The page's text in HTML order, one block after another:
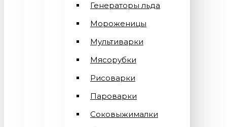
Генераторы льда
Мороженицы
Мультиварки
Мясорубки
Рисоварки
Пароварки
Соковыжималки